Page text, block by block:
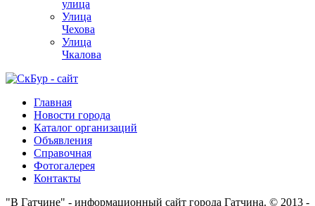
улица
Улица
Чехова
Улица
Чкалова
Главная
Новости города
Каталог организаций
Объявления
Справочная
Фотогалерея
Контакты
"В Гатчине" - информационный сайт города Гатчина. © 2013 -